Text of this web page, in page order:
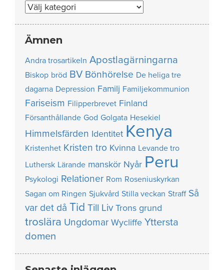
Nummer
Ämnen
Andra trosartikeln Apostlagärningarna
Biskop bröd BV Bönhörelse De heliga tre
dagarna Depression Familj Familjekommunion
Fariseism Filipperbrevet Finland
Försanthållande God Golgata Hesekiel
Himmelsfärden Identitet Kenya
Kristenhet Kristen tro Kvinna Levande tro
Luthersk Lärande manskör Nyår Peru
Psykologi Relationer Rom Roseniuskyrkan
Sagan om Ringen Sjukvård Stilla veckan Straff Så
var det då Tid Till Liv Trons grund
troslära Ungdomar Wycliffe Yttersta
domen